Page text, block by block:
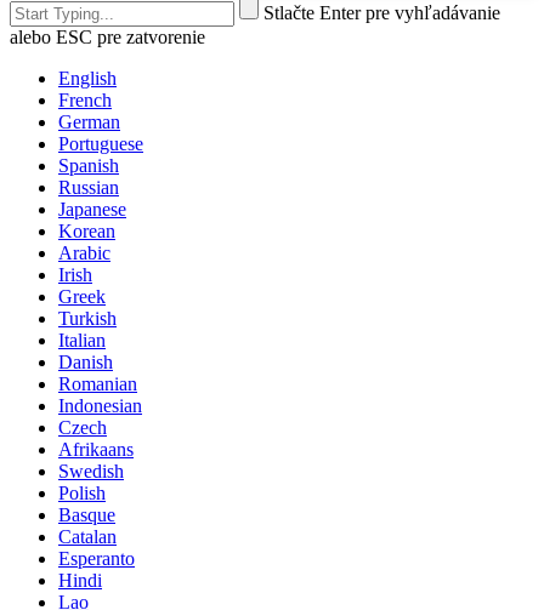
Stlačte Enter pre vyhľadávanie
alebo ESC pre zatvorenie
English
French
German
Portuguese
Spanish
Russian
Japanese
Korean
Arabic
Irish
Greek
Turkish
Italian
Danish
Romanian
Indonesian
Czech
Afrikaans
Swedish
Polish
Basque
Catalan
Esperanto
Hindi
Lao